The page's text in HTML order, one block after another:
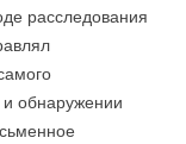
расследования
обнаружении